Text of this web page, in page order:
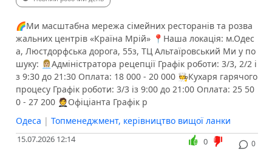
🌈Ми масштабна мережа сімейних ресторанів та розва
жальних центрів «Країна Мрій» 📍Наша локація: м.Одес
а, Люстдорфська дорога, 55з, ТЦ Альтаїровський Ми у по
шуку: 👩🏼‍💼Адміністратора рецепції Графік роботи: 3/3, 2/2 і
з 9:30 до 21:30 Оплата: 18 000 - 20 000 🧑‍🍳Кухаря гарячого
процесу Графік роботи: 3/3 із 9:00 до 21:00 Оплата: 25 50
0 - 27 200 🤵‍️Офіціанта Графік р
Одеса | Топменеджмент, керівництво вищої ланки
15.07.2026 12:14 0
0